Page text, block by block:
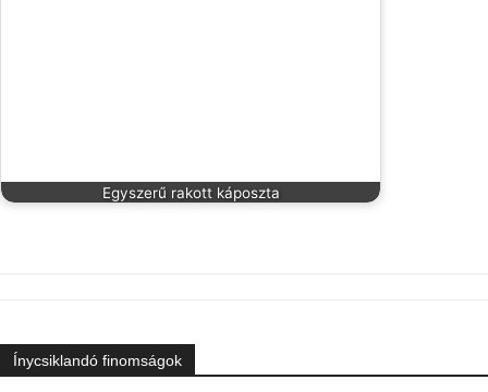
Egyszerű rakott káposzta
Ínycsiklandó finomságok